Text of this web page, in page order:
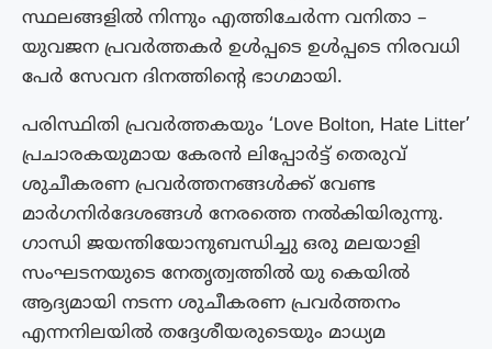
സ്ഥലങ്ങളിൽ നിന്നും എത്തിചേർന്ന വനിതാ –
യുവജന പ്രവർത്തകർ ഉൾപ്പടെ ഉൾപ്പടെ നിരവധി
പേർ സേവന ദിനത്തിന്റെ ഭാഗമായി.
പരിസ്ഥിതി പ്രവർത്തകയും ‘Love Bolton, Hate Litter’
പ്രചാരകയുമായ കേരൻ ലിപ്പോർട്ട് തെരുവ്
ശുചീകരണ പ്രവർത്തനങ്ങൾക്ക് വേണ്ട
മാർഗനിർദേശങ്ങൾ നേരത്തെ നൽകിയിരുന്നു.
ഗാന്ധി ജയന്തിയോനുബന്ധിച്ചു ഒരു മലയാളി
സംഘടനയുടെ നേതൃത്വത്തിൽ യു കെയിൽ
ആദ്യമായി നടന്ന ശുചീകരണ പ്രവർത്തനം
എന്നനിലയിൽ തദ്ദേശീയരുടെയും മാധ്യമ